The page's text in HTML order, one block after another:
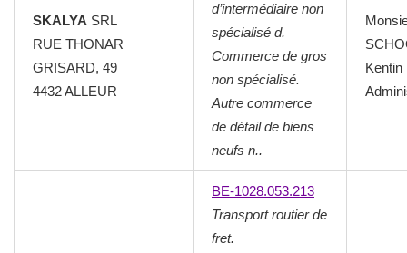
SKALYA SRL
RUE THONAR
GRISARD, 49
4432 ALLEUR
d’intermédiaire non
spécialisé d.
Commerce de gros
non spécialisé.
Autre commerce
de détail de biens
neufs n..
Kentin
BE-1028.053.213
Transport routier de
fret.